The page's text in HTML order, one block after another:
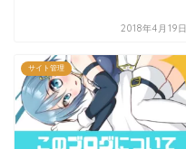
2018年4月19日
サイト管理